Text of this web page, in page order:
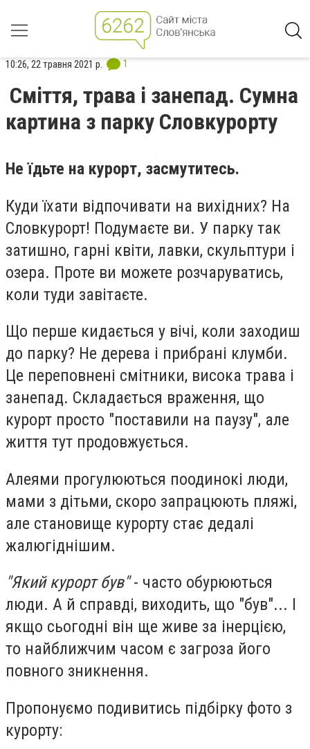
10:26, 22 травня 2021 р. 1
Сміття, трава і занепад. Сумна
картина з парку Словкурорту
Не їдьте на курорт, засмутитесь.
Куди їхати відпочивати на вихідних? На
Словкурорт! Подумаєте ви. У парку так
затишно, гарні квіти, лавки, скульптури і
озера. Проте ви можете розчаруватись,
коли туди завітаєте.
Що перше кидається у вічі, коли заходиш
до парку? Не дерева і прибрані клумби.
Це переповнені смітники, висока трава і
занепад. Складається враження, що
курорт просто "поставили на паузу", але
життя тут продовжується.
Алеями прогулюються поодинокі люди,
мами з дітьми, скоро запрацюють пляжі,
але становище курорту стає дедалі
жалюгіднішим.
"Який курорт був"- часто обурюються
люди. А й справді, виходить, що "був"... І
якщо сьогодні він ще живе за інерцією,
то найближчим часом є загроза його
повного зникнення.
Пропонуємо подивитись підбірку фото з
курорту: